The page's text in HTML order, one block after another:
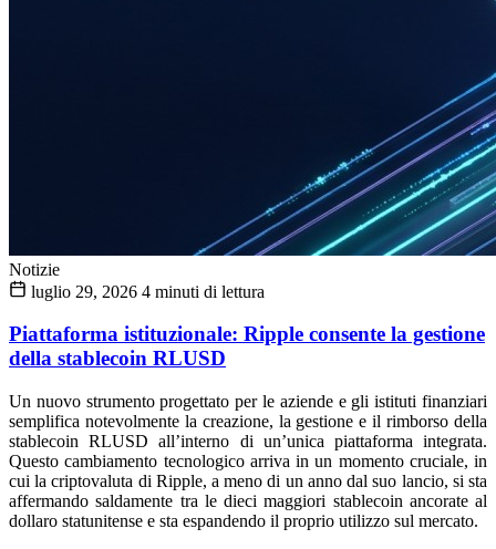
Notizie
luglio 29, 2026 4 minuti di lettura
Piattaforma istituzionale: Ripple consente la gestione
della stablecoin RLUSD
Un nuovo strumento progettato per le aziende e gli istituti finanziari
semplifica notevolmente la creazione, la gestione e il rimborso della
stablecoin RLUSD all’interno di un’unica piattaforma integrata.
Questo cambiamento tecnologico arriva in un momento cruciale, in
cui la criptovaluta di Ripple, a meno di un anno dal suo lancio, si sta
affermando saldamente tra le dieci maggiori stablecoin ancorate al
dollaro statunitense e sta espandendo il proprio utilizzo sul mercato.